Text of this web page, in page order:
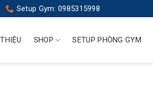
Setup Gym: 0985315998
SHOP SETUP PHÒNG GYM